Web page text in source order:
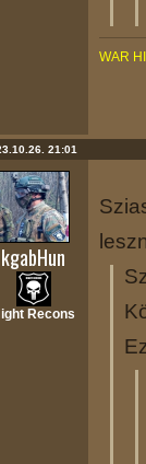
WAR
21:01
kgabHun
Recons